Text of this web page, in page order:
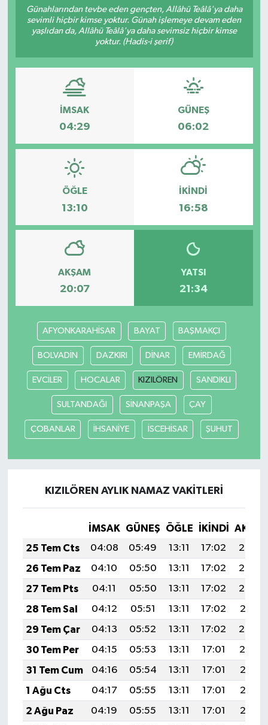
Günahlarından tevbe eden gençten, Allâhü Teâlâ'ya daha
sevimli hiçbir kimse yoktur. Günah işlemeye devam eden
yaşlıdan da, Allâhü Teâlâ'ya daha sevimsiz hiçbir kimse
yoktur. (Hadis-i şerif)
İMSAK
04:29
GÜNEŞ
06:02
ÖĞLE
13:10
İKINDI
16:58
AKŞAM
20:07
YATSI
21:34
AFYONKARAHİSAR BAYAT BAŞMAKÇI
BOLVADİN DAZKIRI DİNAR EMİRDAĞ
EVCİLER HOCALAR KIZILÖREN SANDIKLI
SULTANDAĞI SİNANPAŞA ÇAY
ÇOBANLAR İHSANİYE İSCEHİSAR ŞUHUT
KIZILÖREN AYLIK NAMAZ VAKITLERI
İMSAK GÜNEŞ ÖĞLE İKINDI
25 Tem Cts
04:08 05:49 13:11 17:02
20:23
26 Tem Paz
04:10 05:50 13:11 17:02
20:22
27 Tem Pts
04:11 05:50 13:11 17:02
20:22
28 Tem Sal
04:12 05:51 13:11 17:02
20:21
29 Tem Çar
04:13 05:52 13:11 17:02
20:20
30 Tem Per
04:15 05:53 13:11 17:01
20:19
31 Tem Cum
04:16 05:54 13:11 17:01
20:18
1 Ağu Cts
04:17 05:55 13:11 17:01
20:17
2 Ağu Paz
04:19 05:55 13:11 17:01
20:16